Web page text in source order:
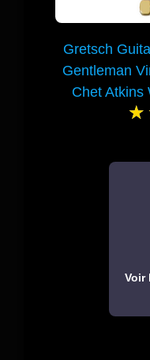
Gretsch
Gentleman
Chet Atkins
Voir